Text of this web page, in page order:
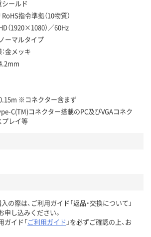
シールド
指令準拠（10物質）
（1920×1080）／60Hz
ーマルタイプ
金メッキ
※コネクター含まず
C(TM)コネクター搭載のPC及びVGAコネク
プレイ等
の際は、ご利用ガイド「返品・交換について」
申し込みください。
ガイド「ご利用ガイド 」を必ずご確認の上、お